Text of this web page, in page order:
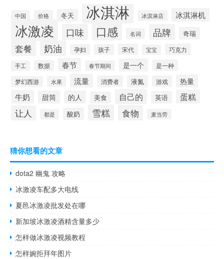
中国 价格 冬天 冰淇淋 冰淇淋店 冰淇淋机
冰激凌 口味 口感 名词 品牌 奇瑞
套餐 奶油 孕妇 孩子 宋代 宝宝 巧克力
手工 数据 春节 春节期间 是一个 是一种
梦幻西游 水果 流量 消费者 液氮 游戏 热量
牛奶 甜筒 的人 美食 自己的 英语 蛋糕
让人 都是 酸奶 雪糕 食物 麦当劳
猜你想看的文章
dota2 幽鬼 攻略
冰激凌车配多大电线
夏邑冰激凌批发处在哪
新加坡冰激凌酒精含量多少
怎样做冰激凌视频教程
怎样婉拒拜年图片